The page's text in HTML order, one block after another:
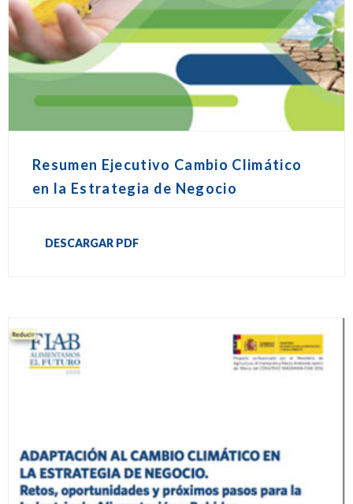
Resumen Ejecutivo Cambio Climático
en la Estrategia de Negocio
DESCARGAR PDF